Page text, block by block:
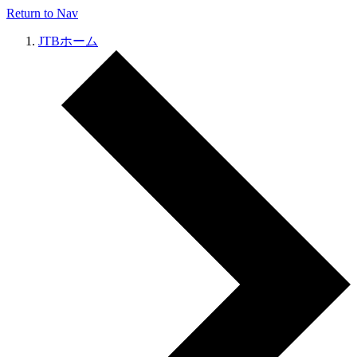
Return to Nav
JTBホーム